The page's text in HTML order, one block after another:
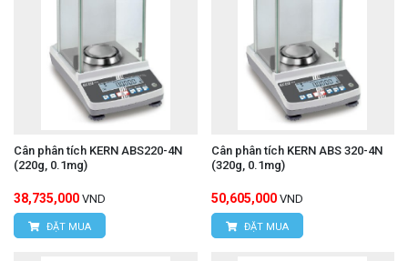
Cân phân tích KERN ABS220-4N
(220g, 0.1mg)
38,735,000 VND
ĐẶT MUA
Cân phân tích KERN ABS 320-4N
(320g, 0.1mg)
50,605,000 VND
ĐẶT MUA